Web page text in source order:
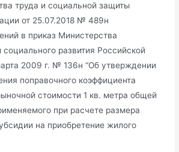
труда и социальной защиты
от 25.07.2018 № 489н
в приказ Министерства
развития Российской
2009 г. № 136н “Об утверждении
поправочного коэффициента
стоимости 1 кв. метра общей
при расчете размера
на приобретение жилого